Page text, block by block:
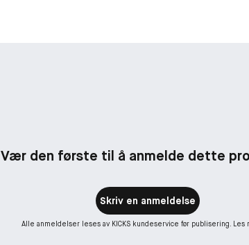
Vær den første til å anmelde dette
Skriv en anmeldelse
Alle anmeldelser leses av KICKS kundeservice før publisering. Les